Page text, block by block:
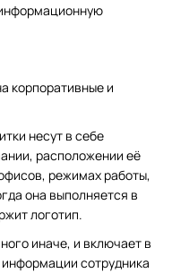
корпоративные и
несут в себе
расположении её
режимах работы,
она выполняется в
логотип.
иначе, и включает в
сотрудника